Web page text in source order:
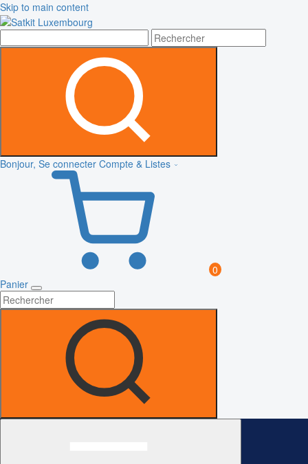
Skip to main content
Bonjour, Se connecter Compte & Listes
0
Panier